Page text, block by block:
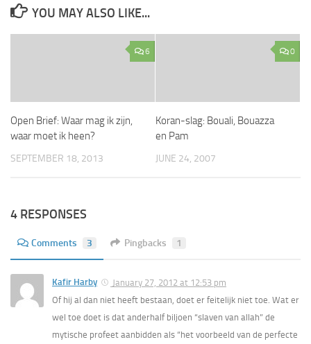
YOU MAY ALSO LIKE...
6
Open Brief: Waar mag ik zijn,
waar moet ik heen?
SEPTEMBER 18, 2013
0
Koran-slag: Bouali, Bouazza
en Pam
JUNE 24, 2007
4 RESPONSES
Comments 3 Pingbacks 1
Kafir Harby
January 27, 2012 at 12:53 pm
Of hij al dan niet heeft bestaan, doet er feitelijk niet toe. Wat er
wel toe doet is dat anderhalf biljoen “slaven van allah” de
mytische profeet aanbidden als “het voorbeeld van de perfecte